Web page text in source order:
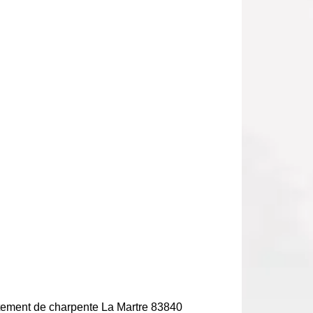
de charpente La Martre 83840